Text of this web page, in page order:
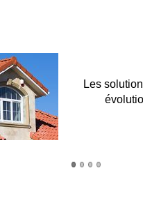
Entre
des